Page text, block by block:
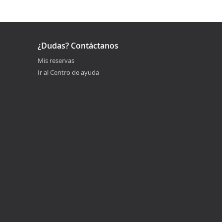
¿Dudas? Contáctanos
Mis reservas
Ir al Centro de ayuda